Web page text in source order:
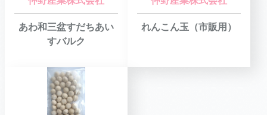
あわ和三盆すだちあい
すバルク
れんこん玉（市販用）